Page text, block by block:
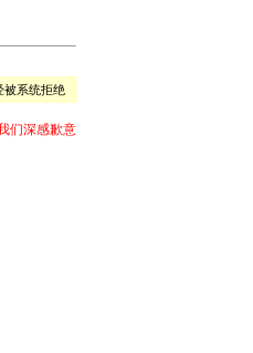
被系统拒绝
们深感歉意